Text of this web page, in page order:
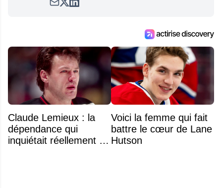
satirique de hockey, Définitivement, Pierre.
entourant la LNH et en faire bénéficier les
Claude Lemieux : la
dépendance qui
inquiétait réellement sa
Voici la femme qui fait
battre le cœur de Lane
Hutson